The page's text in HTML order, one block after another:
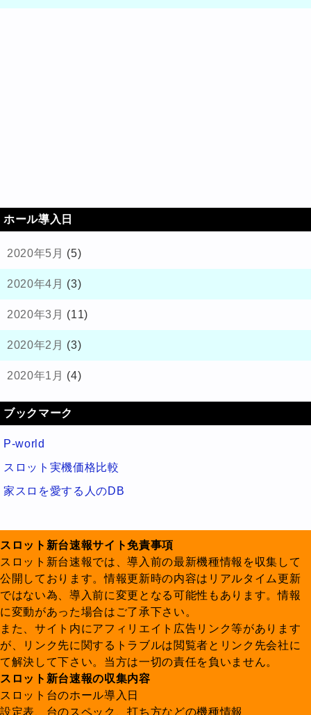
ホール導入日
2020年5月 (5)
2020年4月 (3)
2020年3月 (11)
2020年2月 (3)
2020年1月 (4)
ブックマーク
P-world
スロット実機価格比較
家スロを愛する人のDB
スロット新台速報サイト免責事項
スロット新台速報では、導入前の最新機種情報を収集して
公開しております。情報更新時の内容はリアルタイム更新
ではない為、導入前に変更となる可能性もあります。情報
に変動があった場合はご了承下さい。
また、サイト内にアフィリエイト広告リンク等があります
が、リンク先に関するトラブルは閲覧者とリンク先会社に
て解決して下さい。当方は一切の責任を負いません。
スロット新台速報の収集内容
スロット台のホール導入日
設定表、台のスペック、打ち方などの機種情報